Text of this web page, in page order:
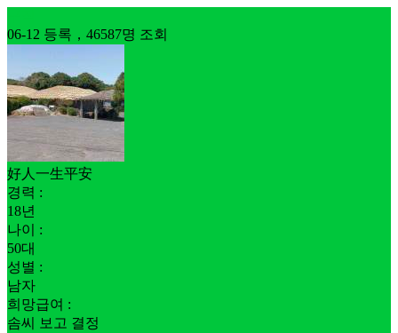
06-12 등록，46587명 조회
好人一生平安
경력 :
18년
나이 :
50대
성별 :
남자
희망급여 :
솜씨 보고 결정